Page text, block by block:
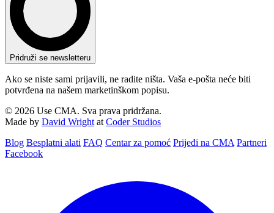
Pridruži se newsletteru
Ako se niste sami prijavili, ne radite ništa. Vaša e-pošta neće biti
potvrđena na našem marketinškom popisu.
© 2026 Use CMA. Sva prava pridržana.
Made by David Wright at Coder Studios
Blog‎ Besplatni alati FAQ Centar za pomoć Prijeđi na CMA Partneri
Facebook